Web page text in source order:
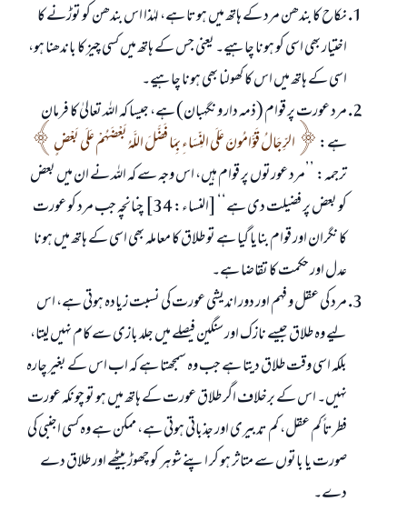
نکاح کا بندھن مرد کے ہاتھ میں ہوتا ہے، لہٰذا اس بندھن کو توڑنے کا
اختیار بھی اسی کو ہونا چاہیے۔ یعنی جس کے ہاتھ میں کسی چیز کا باندھنا ہو،
اسی کے ہاتھ میں اس کا کھولنا بھی ہونا چاہیے۔
مرد عورت پر قوام (ذمہ دار و نگہبان) ہے، جیسا کہ اللہ تعالیٰ کا فرمان
ہے:
الرِّجَالُ قَوَّامُونَ عَلَى النِّسَاءِ بِمَا فَضَّلَ اللَّهُ بَعْضَهُمْ عَلَى بَعْضٍ
ترجمہ: ’’مرد عورتوں پر قوام ہیں، اس وجہ سے کہ اللہ نے ان میں بعض
کو بعض پر فضیلت دی ہے‘‘ [النساء: 34] چنانچہ جب مرد کو عورت
کا نگران اور قوام بنایا گیا ہے تو طلاق کا معاملہ بھی اسی کے ہاتھ میں ہونا
عدل اور حکمت کا تقاضا ہے۔
مرد کی عقل و فہم اور دور اندیشی عورت کی نسبت زیادہ ہوتی ہے، اس
لیے وہ طلاق جیسے نازک اور سنگین فیصلے میں جلد بازی سے کام نہیں لیتا،
بلکہ اسی وقت طلاق دیتا ہے جب وہ سمجھتا ہے کہ اب اس کے بغیر چارہ
نہیں۔ اس کے برخلاف اگر طلاق عورت کے ہاتھ میں ہو تو چونکہ عورت
فطرتاً کم عقل، کم تدبیری اور جذباتی ہوتی ہے، ممکن ہے وہ کسی اجنبی کی
صورت یا باتوں سے متاثر ہو کر اپنے شوہر کو چھوڑ بیٹھے اور طلاق دے
دے۔